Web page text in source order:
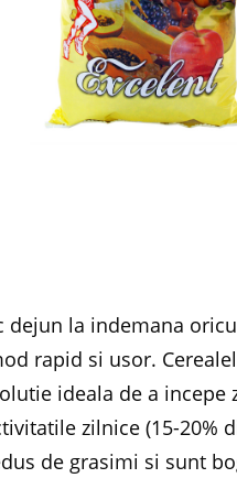
dejun la indemana
rapid si usor.
ideala de a
zilnice (15-20%
de grasimi si sunt